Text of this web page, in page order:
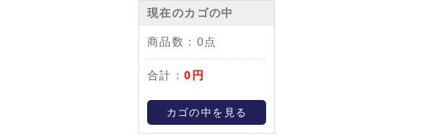
現在のカゴの中
商品数： 0点
合計：0円
カゴの中を見る